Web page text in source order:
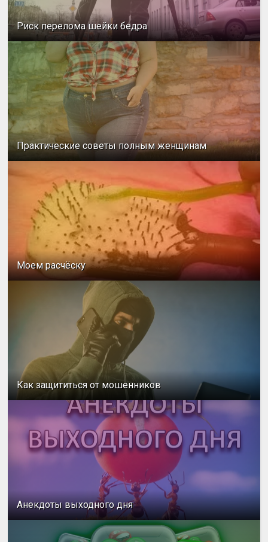
Риск перелома шейки бедра
Практические советы полным женщинам
Моем расчёску
Как защититься от мошенников
Анекдоты выходного дня